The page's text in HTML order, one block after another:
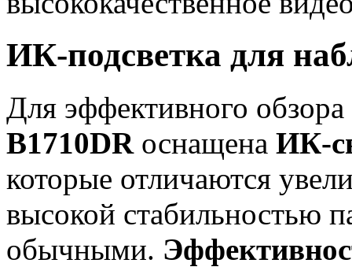
ИК-подсветка для
Для эффективного
B1710DRоснащена ИК-
которые отличаются
высокой стабильностью
обычными.